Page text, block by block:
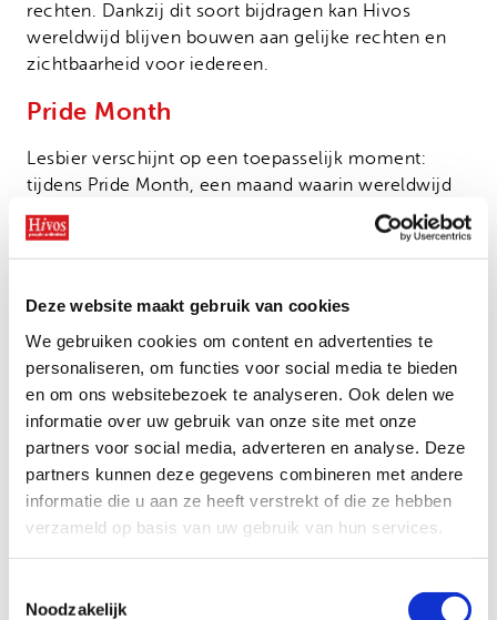
Deze website maakt gebruik van cookies
We gebruiken cookies om content en advertenties te
personaliseren, om functies voor social media te bieden
en om ons websitebezoek te analyseren. Ook delen we
informatie over uw gebruik van onze site met onze
partners voor social media, adverteren en analyse. Deze
partners kunnen deze gegevens combineren met andere
informatie die u aan ze heeft verstrekt of die ze hebben
verzameld op basis van uw gebruik van hun services.
Noodzakelijk
rechten. Dankzij dit soort bijdragen kan Hivos
wereldwijd blijven bouwen aan gelijke rechten en
zichtbaarheid voor iedereen.
Pride Month
Lesbier verschijnt op een toepasselijk moment:
tijdens Pride Month, een maand waarin wereldwijd
queer liefde, zichtbaarheid en activisme wordt
gevierd. Het biertje is inmiddels te koop in
Amsterdam en Utrecht, onder andere bij Saarein,
verkrijgbaar. Steeds meer locaties sluiten zich aan.
Meer weten? Kijk opQueer Beervoor informatie
over Lesbier en verkooppunten.
Bekijk ook
Directe hulp voor LHBTIQ+
activisten